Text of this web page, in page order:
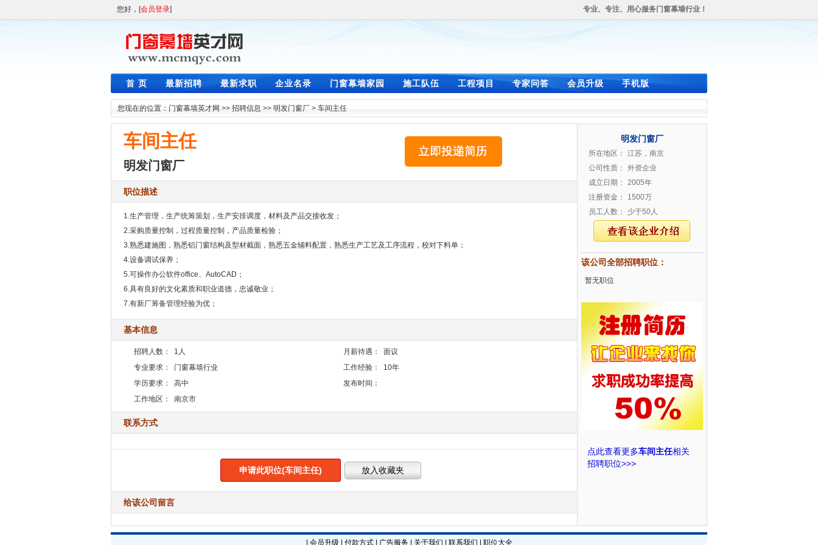
您好，[会员登录] 专业、专注、用心服务门窗幕墙行业！
首 页 最新招聘 最新求职 企业名录 门窗幕墙家园 施工队伍 工程项目 专家问答 会员升级 手机版
您现在的位置： 门窗幕墙英才网 >> 招聘信息 >> 明发门窗厂 > 车间主任
车间主任
明发门窗厂
职位描述
1.生产管理，生产统筹策划，生产安排调度，材料及产品交接收发；
2.采购质量控制，过程质量控制，产品质量检验；
3.熟悉建施图，熟悉铝门窗结构及型材截面，熟悉五金辅料配置，熟悉生产工艺及工序流程，校对下料单；
4.设备调试保养；
5.可操作办公软件office、AutoCAD；
6.具有良好的文化素质和职业道德，忠诚敬业；
7.有新厂筹备管理经验为优；
基本信息
招聘人数： 1人 月薪待遇：
面议
专业要求：
门窗幕墙行业 工作经验：
10年
学历要求：
高中
发布时间：
工作地区：
南京市
联系方式
申请此职位(车间主任)
给该公司留言
明发门窗厂
所在地区：
江苏，南京
公司性质：
外资企业
成立日期：
2005年
注册资金：
1500万
员工人数：
少于50人
该公司全部招聘职位：
暂无职位
点此查看更多车间主任相关
招聘职位>>>
会员升级 付款方式| 广告服务| 关于我们 联系我们 职位大全